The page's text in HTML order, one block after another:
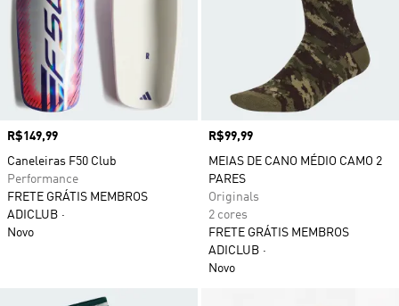
Preço
R$149,99
Caneleiras F50 Club
Performance
FRETE GRÁTIS MEMBROS
ADICLUB
Novo
Preço
R$99,99
MEIAS DE CANO MÉDIO CAMO 2
PARES
Originals
2 cores
FRETE GRÁTIS MEMBROS
ADICLUB
Novo